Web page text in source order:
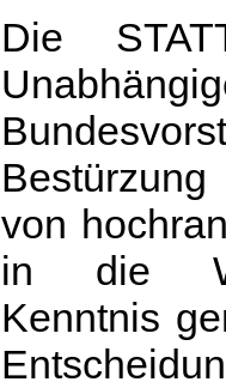
Die
von
in die
Kenntnis